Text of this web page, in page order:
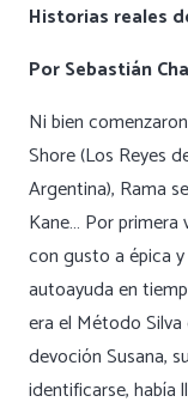
Historias reales
Por Sebastián
Ni bien
Shore (Los Reyes
Argentina), Rama
Kane… Por primera
con gusto a épica
autoayuda en
era el Método
devoción Susana,
identificarse, había